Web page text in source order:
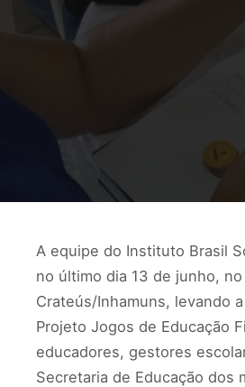
A equipe do Instituto Brasil
no último dia 13 de junho,
Crateús/Inhamuns, levando
Projeto Jogos de Educação
educadores, gestores
Secretaria de Educação dos